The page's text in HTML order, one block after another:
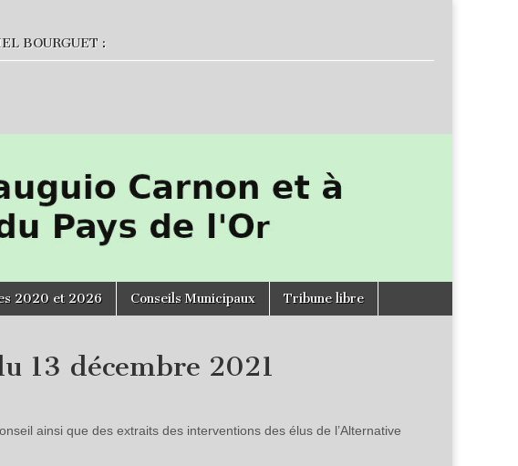
BOURGUET :
2020 et 2026 Conseils Municipaux Tribune libre
13 décembre 2021
ainsi que des extraits des interventions des élus de l’Alternative